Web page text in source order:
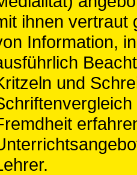
ihnen vertraut
Information,
und